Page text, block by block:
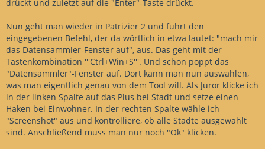
drückt und zuletzt auf die "Enter"-Taste drückt.
Nun geht man wieder in Patrizier 2 und führt den
eingegebenen Befehl, der da wörtlich in etwa lautet: "mach mir
das Datensammler-Fenster auf", aus. Das geht mit der
Tastenkombination '''Ctrl+Win+S'''. Und schon poppt das
"Datensammler"-Fenster auf. Dort kann man nun auswählen,
was man eigentlich genau von dem Tool will. Als Juror klicke ich
in der linken Spalte auf das Plus bei Stadt und setze einen
Haken bei Einwohner. In der rechten Spalte wähle ich
"Screenshot" aus und kontrolliere, ob alle Städte ausgewählt
sind. Anschließend muss man nur noch "Ok" klicken.